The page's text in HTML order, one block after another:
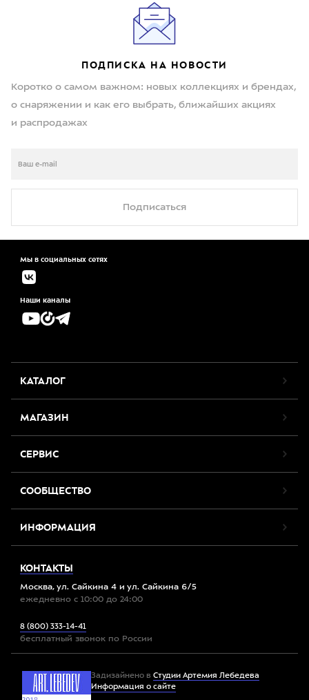
ПОДПИСКА НА НОВОСТИ
Коротко о самом важном: новых коллекциях и брендах,
о снаряжении и как его выбрать, ближайших акциях
и распродажах
Подписаться
Мы в социальных сетях
Наши каналы
КАТАЛОГ
МАГАЗИН
СЕРВИС
СООБЩЕСТВО
ИНФОРМАЦИЯ
КОНТАКТЫ
Москва, ул. Сайкина 4 и ул. Сайкина 6/5
ежедневно с 10:00 до 24:00
8 (800) 333-14-41
бесплатный звонок по России
Задизайнено в Студии Артемия Лебедева
Информация о сайте